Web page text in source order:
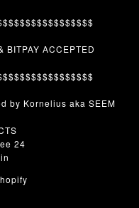
BITPAY ACCEPTED
by Kornelius aka SEEM
24